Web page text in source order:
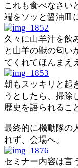
これも食べなさい
端をソッと醤油皿
久々に山羊汁を飲
と山羊の獣の匂い
てくれてほんまえ
朝もスッキリと起
うとしたら、掃除
歴史を語られるこ
最終的に機動隊の
れず、会場へ。
セミナー内容は言